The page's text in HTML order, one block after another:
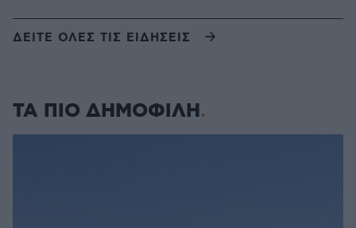
ΔΕΙΤΕ ΟΛΕΣ ΤΙΣ ΕΙΔΗΣΕΙΣ
ΤΑ ΠΙΟ ΔΗΜΟΦΙΛΗ